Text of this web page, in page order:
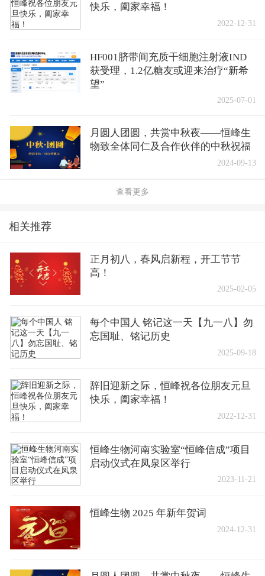
快乐，阖家幸福！
2022-12-31
HF001脐带间充质干细胞注射液IND
获受理，1.2亿糖友或迎来治疗“新希
望”
2025-07-01
月圆人团圆，共赏中秋夜——恒峰生
物致全体同仁及合作伙伴的中秋祝福
2024-09-13
查看更多
相关推荐
正月初八，春风启新程，开工节节
高！
2025-02-05
每个中国人 铭记这一天【九一八】勿
忘国耻、铭记历史
2025-09-18
辞旧迎新之际，恒峰祝各位朋友元旦
快乐，阖家幸福！
2022-12-31
恒峰生物河南实验室“恒峰信成”项目
启动仪式在凤泉区举行
2023-11-21
恒峰生物 2025 年新年贺词
2024-12-31